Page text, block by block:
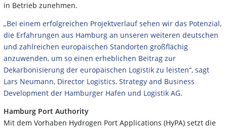
in Betrieb zunehmen.
„Bei einem erfolgreichen Projektverlauf sehen wir das Potenzial,
die Erfahrungen aus Hamburg an unseren weiteren deutschen
und zahlreichen europäischen Standorten großflächig
anzuwenden, um so einen erheblichen Beitrag zur
Dekarbonisierung der europäischen Logistik zu leisten“, sagt
Lars Neumann, Director Logistics, Strategy and Business
Development der Hamburger Hafen und Logistik AG.
Hamburg Port Authority
Mit dem Vorhaben Hydrogen Port Applications (HyPA) setzt die